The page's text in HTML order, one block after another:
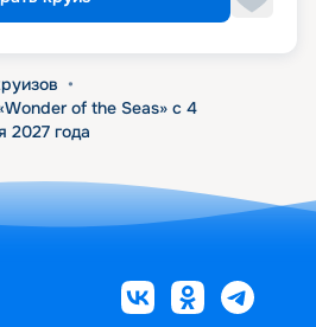
•
of the Seas» с 4
2027 года